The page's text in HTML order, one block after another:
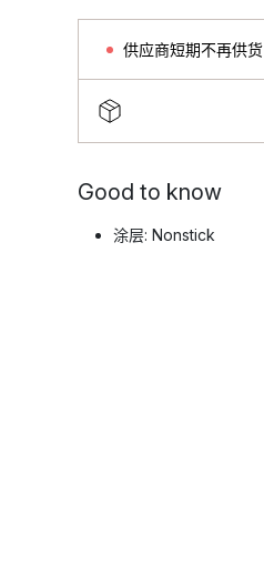
供应商短期不再供货
Good to know
涂层: Nonstick